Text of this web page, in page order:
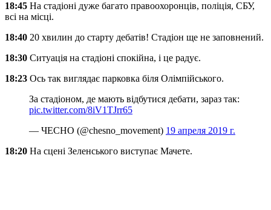
18:45 На стадіоні дуже багато правоохоронців, поліція, СБУ,
всі на місці.
18:40 20 хвилин до старту дебатів! Стадіон ще не заповнений.
18:30 Ситуація на стадіоні спокійна, і це радує.
18:23 Ось так виглядає парковка біля Олімпійського.
За стадіоном, де мають відбутися дебати, зараз так:
pic.twitter.com/8iV1TJrr65
— ЧЕСНО (@chesno_movement) 19 апреля 2019 г.
18:20 На сцені Зеленського виступає Мачете.